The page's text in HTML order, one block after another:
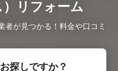
リフォーム
者が見つかる！料金や口コミ
探しですか？